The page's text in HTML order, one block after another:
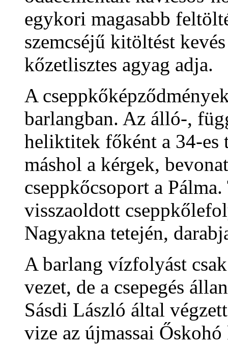
egykori magasabb
szemcséjű kitöltést
kőzetlisztes agyag adja.
A
barlangban. Az álló-,
heliktitek főként a 34-es
máshol a kérgek,
cseppkőcsoport a
visszaoldott
Nagyakna tetején,
A barlang vízfolyást
vezet, de a csepegés
Sásdi László által
vize az újmassai